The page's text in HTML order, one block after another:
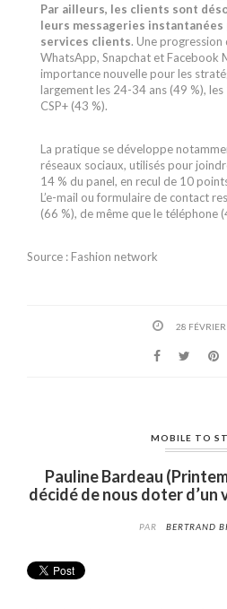
Par ailleurs, les clients sont
leurs messageries
services clients. Une progression
WhatsApp, Snapchat et Facebook
importance nouvelle pour les
largement les 24-34 ans (49 %),
CSP+ (43 %).
La pratique se développe
réseaux sociaux, utilisés pour
14 % du panel, en recul de 10
L’e-mail ou formulaire de contact
(66 %), de même que le téléphone
Source : Fashion network
28
MOBILE TO
Pauline Bardeau
décidé de nous doter d’un
PAR BERTRAND